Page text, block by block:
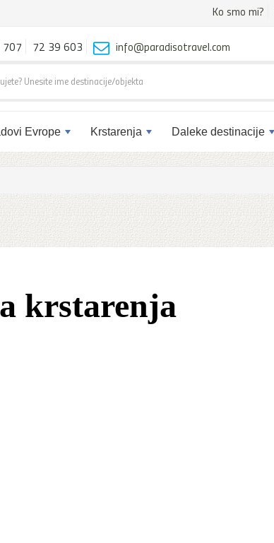
Ko smo mi?
Evrope Krstarenja Daleke destinacije
707 72 39 603 info@paradisotravel.com